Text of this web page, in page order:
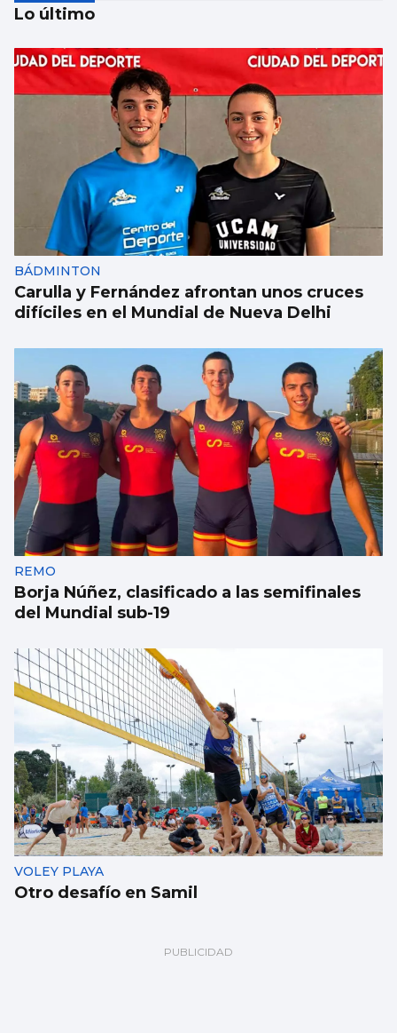
SANIDAD
Vithas implanta el uso de nuevos fármacos
para el alzhéimer leve
Lo último
BÁDMINTON
Carulla y Fernández afrontan unos cruces
difíciles en el Mundial de Nueva Delhi
REMO
Borja Núñez, clasificado a las semifinales
del Mundial sub-19
VOLEY PLAYA
Otro desafío en Samil